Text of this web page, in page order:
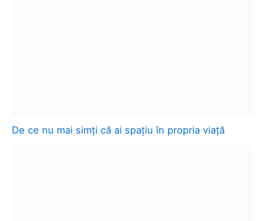
De ce nu mai simți că ai spațiu în propria viață